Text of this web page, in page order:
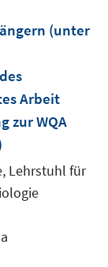
(unter
Arbeit
zur WQA
Lehrstuhl für